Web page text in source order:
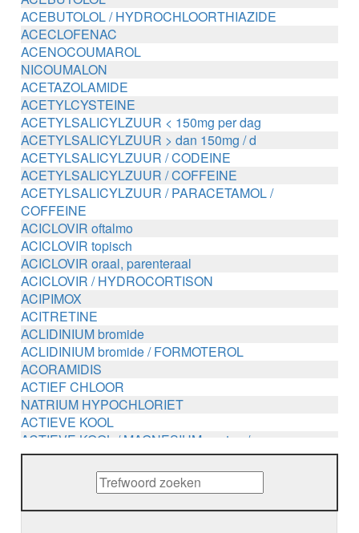
ACEBUTOLOL / HYDROCHLOORTHIAZIDE
ACECLOFENAC
ACENOCOUMAROL
NICOUMALON
ACETAZOLAMIDE
ACETYLCYSTEINE
ACETYLSALICYLZUUR < 150mg per dag
ACETYLSALICYLZUUR > dan 150mg / d
ACETYLSALICYLZUUR / CODEINE
ACETYLSALICYLZUUR / COFFEINE
ACETYLSALICYLZUUR / PARACETAMOL /
COFFEINE
ACICLOVIR oftalmo
ACICLOVIR topisch
ACICLOVIR oraal, parenteraal
ACICLOVIR / HYDROCORTISON
ACIPIMOX
ACITRETINE
ACLIDINIUM bromide
ACLIDINIUM bromide / FORMOTEROL
ACORAMIDIS
ACTIEF CHLOOR
NATRIUM HYPOCHLORIET
ACTIEVE KOOL
ACTIEVE KOOL / MAGNESIUM zouten /
METHENAMINE
ADALIMUMAB
ADAPALEEN
ADAPALEEN / BENZOYLPEROXIDE